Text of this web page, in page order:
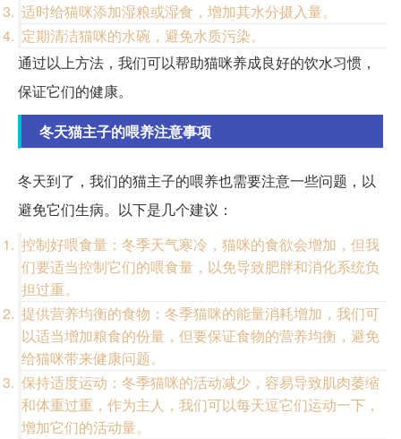
适时给猫咪添加湿粮或湿食，增加其水分摄入量。
定期清洁猫咪的水碗，避免水质污染。
通过以上方法，我们可以帮助猫咪养成良好的饮水习惯，
保证它们的健康。
冬天猫主子的喂养注意事项
冬天到了，我们的猫主子的喂养也需要注意一些问题，以
避免它们生病。以下是几个建议：
控制好喂食量：冬季天气寒冷，猫咪的食欲会增加，但我
们要适当控制它们的喂食量，以免导致肥胖和消化系统负
担过重。
提供营养均衡的食物：冬季猫咪的能量消耗增加，我们可
以适当增加粮食的份量，但要保证食物的营养均衡，避免
给猫咪带来健康问题。
保持适度运动：冬季猫咪的活动减少，容易导致肌肉萎缩
和体重过重，作为主人，我们可以每天逗它们运动一下，
增加它们的活动量。